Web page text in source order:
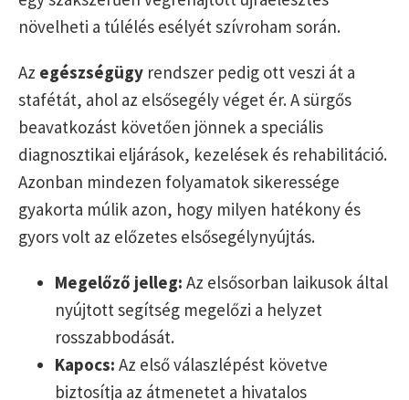
növelheti a túlélés esélyét szívroham során.
Az egészségügy rendszer pedig ott veszi át a
stafétát, ahol az elsősegély véget ér. A sürgős
beavatkozást követően jönnek a speciális
diagnosztikai eljárások, kezelések és rehabilitáció.
Azonban mindezen folyamatok sikeressége
gyakorta múlik azon, hogy milyen hatékony és
gyors volt az előzetes elsősegélynyújtás.
Megelőző jelleg: Az elsősorban laikusok által
nyújtott segítség megelőzi a helyzet
rosszabbodását.
Kapocs: Az első válaszlépést követve
biztosítja az átmenetet a hivatalos